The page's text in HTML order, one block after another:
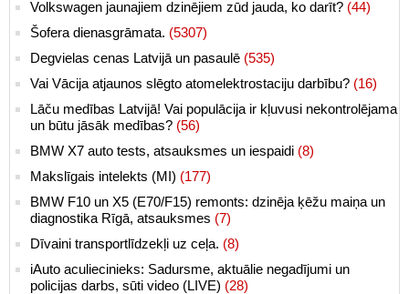
Volkswagen jaunajiem dzinējiem zūd jauda, ko darīt? (44)
Šofera dienasgrāmata. (5307)
Degvielas cenas Latvijā un pasaulē (535)
Vai Vācija atjaunos slēgto atomelektrostaciju darbību? (16)
Lāču medības Latvijā! Vai populācija ir kļuvusi nekontrolējama
un būtu jāsāk medības? (56)
BMW X7 auto tests, atsauksmes un iespaidi (8)
Makslīgais intelekts (MI) (177)
BMW F10 un X5 (E70/F15) remonts: dzinēja ķēžu maiņa un
diagnostika Rīgā, atsauksmes (7)
Dīvaini transportlīdzekļi uz ceļa. (8)
iAuto aculiecinieks: Sadursme, aktuālie negadījumi un
policijas darbs, sūti video (LIVE) (28)